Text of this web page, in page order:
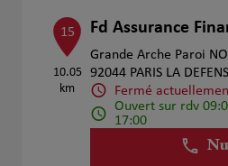
15
10.05
km
Fd Assurance
Grande Arche Paroi
92044 PARIS LA
Fermé
Ouvert sur rdv
17:00